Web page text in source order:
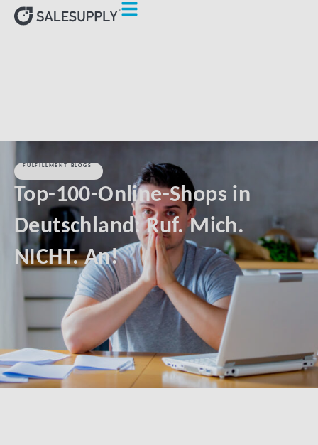
FULFILLMENT BLOGS
Top-100-Online-Shops in
Deutschland: Ruf. Mich.
NICHT. An!